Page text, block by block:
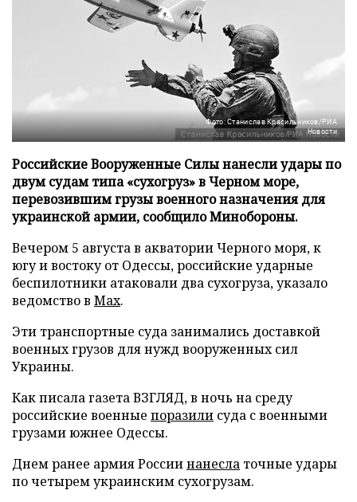
Фото: Станислав Красильников/РИА
Новости
Российские Вооруженные Силы нанесли удары по
двум судам типа «сухогруз» в Черном море,
перевозившим грузы военного назначения для
украинской армии, сообщило Минобороны.
Вечером 5 августа в акватории Черного моря, к
югу и востоку от Одессы, российские ударные
беспилотники атаковали два сухогруза, указало
ведомство в Max.
Эти транспортные суда занимались доставкой
военных грузов для нужд вооруженных сил
Украины.
Как писала газета ВЗГЛЯД, в ночь на среду
российские военные поразили суда с военными
грузами южнее Одессы.
Днем ранее армия Россиинанесла точные удары
по четырем украинским сухогрузам.